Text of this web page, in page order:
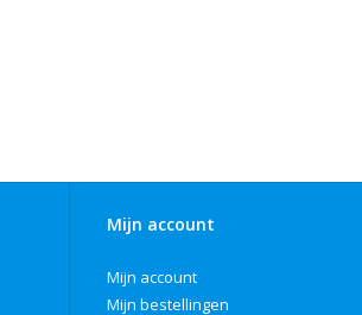
Mijn account
Mijn account
Mijn bestellingen